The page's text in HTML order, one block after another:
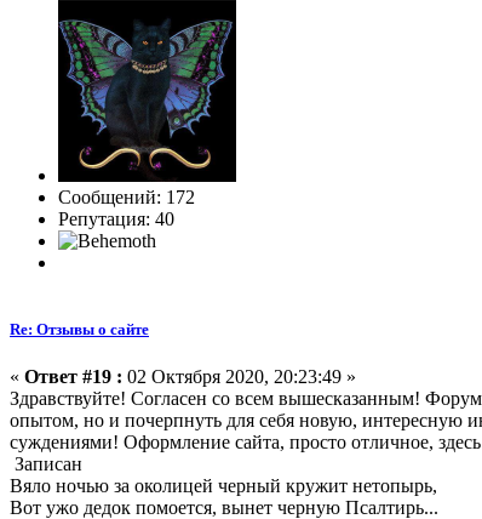
Сообщений: 172
Репутация: 40
Re: Отзывы о сайте
« Ответ #19 : 02 Октября 2020, 20:23:49 »
Здравствуйте! Согласен со всем вышесказанным!
опытом, но и почерпнуть для себя новую, интересную
суждениями! Оформление сайта, просто отличное,
Записан
Вяло ночью за околицей черный кружит нетопырь,
Вот ужо дедок помоется, вынет черную Псалтирь...